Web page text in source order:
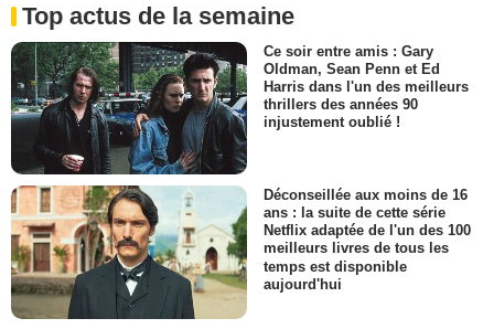
Top actus de la semaine
Ce soir entre amis : Gary
Oldman, Sean Penn et Ed
Harris dans l'un des meilleurs
thrillers des années 90
injustement oublié !
Déconseillée aux moins de 16
ans : la suite de cette série
Netflix adaptée de l'un des 100
meilleurs livres de tous les
temps est disponible
aujourd'hui